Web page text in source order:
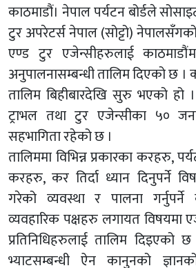
काठमाडौं। नेपाल पर्यटन बोर्डले
टुर अपरेटर्स नेपाल (सोट्टो)
एण्ड टुर एजेन्सीहरुलाई
अनुपालनासम्बन्धी तालिम दिएको छ ।
तालिम बिहीबारदेखि सुरु भएको हो ।
ट्राभल तथा टुर एजेन्सीका ५०
सहभागिता रहेको छ ।
तालिममा विभिन्न प्रकारका करहरु,
करहरु, कर तिर्दा ध्यान दिनुपर्ने
गरेको व्यवस्था र पालना
व्यवहारिक पक्षहरु लगायत विषयमा
प्रतिनिधिहरुलाई तालिम
भ्याटसम्बन्धी ऐन कानुनको